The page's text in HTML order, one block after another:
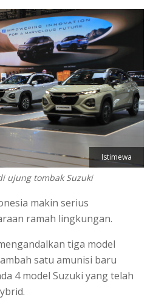
Istimewa
ujung tombak Suzuki
makin serius
ramah lingkungan.
tiga model
satu amunisi baru
4 model Suzuki yang telah